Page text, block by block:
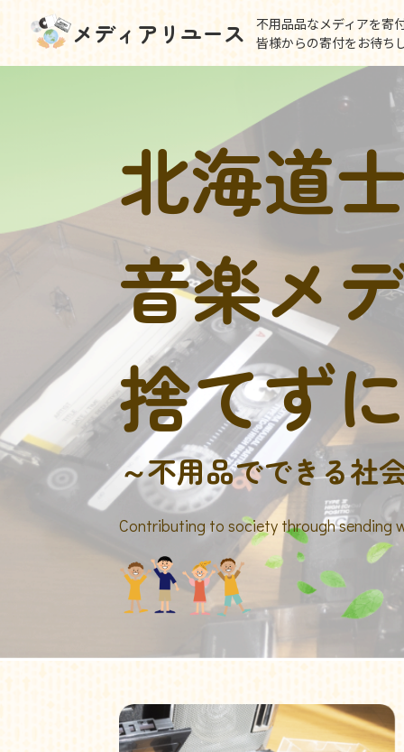
メディアリユース
不用品品なメディアを寄
皆様からの寄付をお待ち
北海道
音楽メ
捨てず
～不用品でできる社
Contributing to society through sending